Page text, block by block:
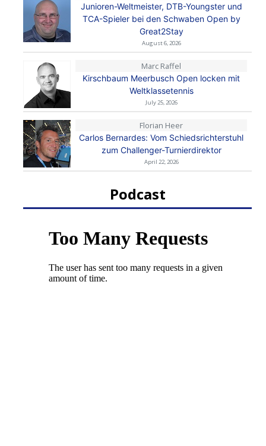
Junioren-Weltmeister, DTB-Youngster und
TCA-Spieler bei den Schwaben Open by
Great2Stay
August 6, 2026
Marc Raffel
Kirschbaum Meerbusch Open locken mit
Weltklassetennis
July 25, 2026
Florian Heer
Carlos Bernardes: Vom Schiedsrichterstuhl
zum Challenger-Turnierdirektor
April 22, 2026
Podcast